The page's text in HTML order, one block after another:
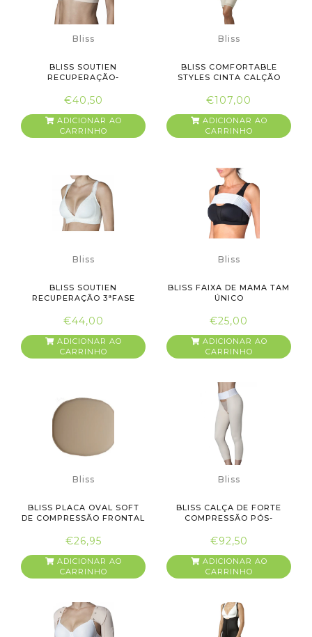
Bliss
BLISS SOUTIEN
RECUPERAÇÃO-
€40,50
ADICIONAR AO
CARRINHO
Bliss
BLISS COMFORTABLE
STYLES CINTA CALÇÃO
€107,00
ADICIONAR AO
CARRINHO
Bliss
BLISS SOUTIEN
RECUPERAÇÃO 3ªFASE
€44,00
ADICIONAR AO
CARRINHO
Bliss
BLISS FAIXA DE MAMA TAM
ÚNICO
€25,00
ADICIONAR AO
CARRINHO
Bliss
BLISS PLACA OVAL SOFT
DE COMPRESSÃO FRONTAL
€26,95
ADICIONAR AO
CARRINHO
Bliss
BLISS CALÇA DE FORTE
COMPRESSÃO PÓS-
€92,50
ADICIONAR AO
CARRINHO